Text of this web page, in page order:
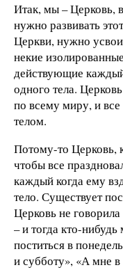
Итак, мы – Церковь,
нужно развивать
Церкви, нужно
некие
действующие
одного тела.
по всему миру, и
телом.
Потому-то Церковь,
чтобы все
каждый когда ему
тело. Существует
Церковь не
– и тогда кто-
поститься в
и субботу», «А мне в